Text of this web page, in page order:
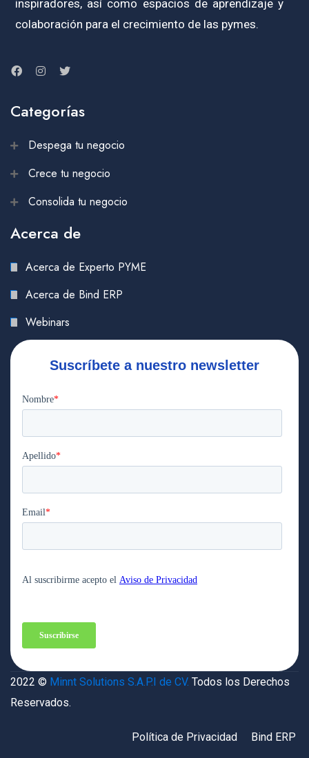
inspiradores, así como espacios de aprendizaje y
colaboración para el crecimiento de las pymes.
Categorías
Despega tu negocio
Crece tu negocio
Consolida tu negocio
Acerca de
Acerca de Experto PYME
Acerca de Bind ERP
Webinars
Suscríbete a nuestro newsletter
2022 © Minnt Solutions S.A.P.I de CV. Todos los Derechos
Reservados.
Política de Privacidad Bind ERP